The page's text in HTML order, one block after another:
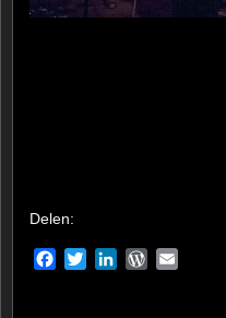
Delen:
Facebook
TwitterLinkedInWordPress